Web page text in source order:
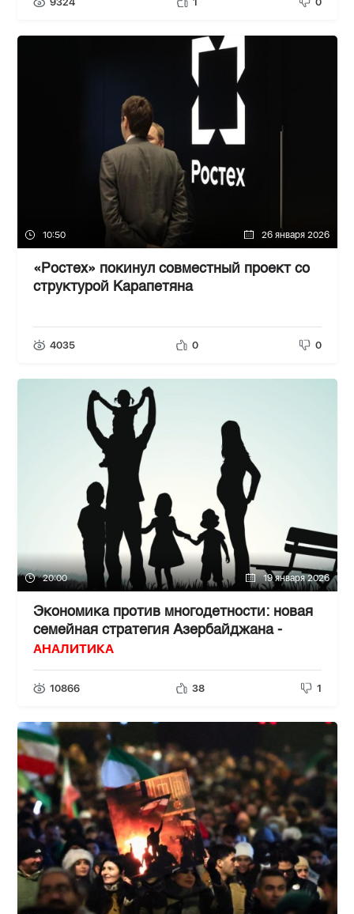
10:50 26 января 2026
«Ростех» покинул совместный проект со
структурой Карапетяна
4035 0 0
20:00 19 января 2026
Экономика против многодетности: новая
семейная стратегия Азербайджана -
АНАЛИТИКА
10866 38 1